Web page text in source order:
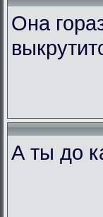
Она
А ты до